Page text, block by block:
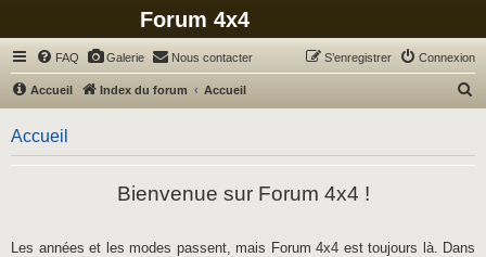
Forum 4x4
FAQ Galerie Nous contacter Connexion
S’enregistrer
Accueil Index du forum Accueil
h
Accueil
Bienvenue sur Forum 4x4 !
Les années et les modes passent, mais Forum 4x4 est toujours là. Dans